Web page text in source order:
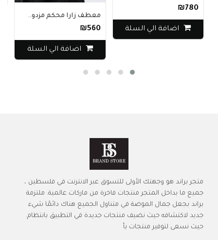
₪780
اضافة الي السلة
معطف زارا محكم مزدو..
₪560
اضافة الي السلة
متجر براند هو وجهتك الأولى للتسوق عبر الانترنت في فلسطين ،
جميع ما بداخل المتجر منتجات فاخرة من ماركات عالمية. ملتزمة
براند بجعل جمال الموضة في متناول الجميع هناك دائمًا شيء
جديد لاكتشافه حيث نضيف منتجات جديدة في التطبيق بانتظام.
حيث نسعى لتوفير منتجات بأ